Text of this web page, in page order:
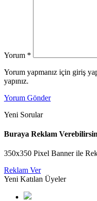
Yorum *
Yorum yapmanız için giriş
yapınız.
Yorum Gönder
Yeni Sorular
Buraya Reklam
350x350 Pixel Banner ile
Reklam Ver
Yeni Katılan Üyeler